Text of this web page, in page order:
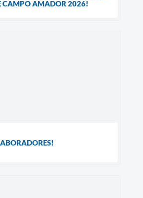
CAMPO AMADOR 2026!